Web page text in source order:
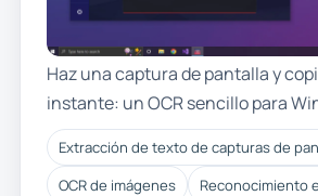
Haz una captura de pantalla y
instante: un OCR sencillo para
Extracción de texto de capturas de
OCR de imágenes
Reconocimiento